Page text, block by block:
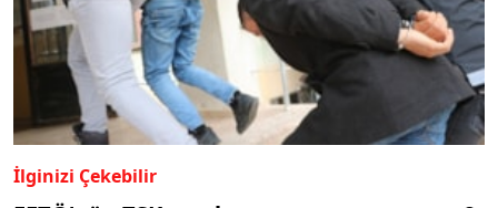
İlginizi Çekebilir